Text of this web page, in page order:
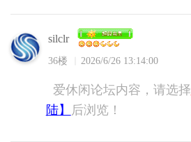
silclr
36楼 2026/6/26 13:14:00
爱休闲论坛内容，请选择
陆】
后浏览！